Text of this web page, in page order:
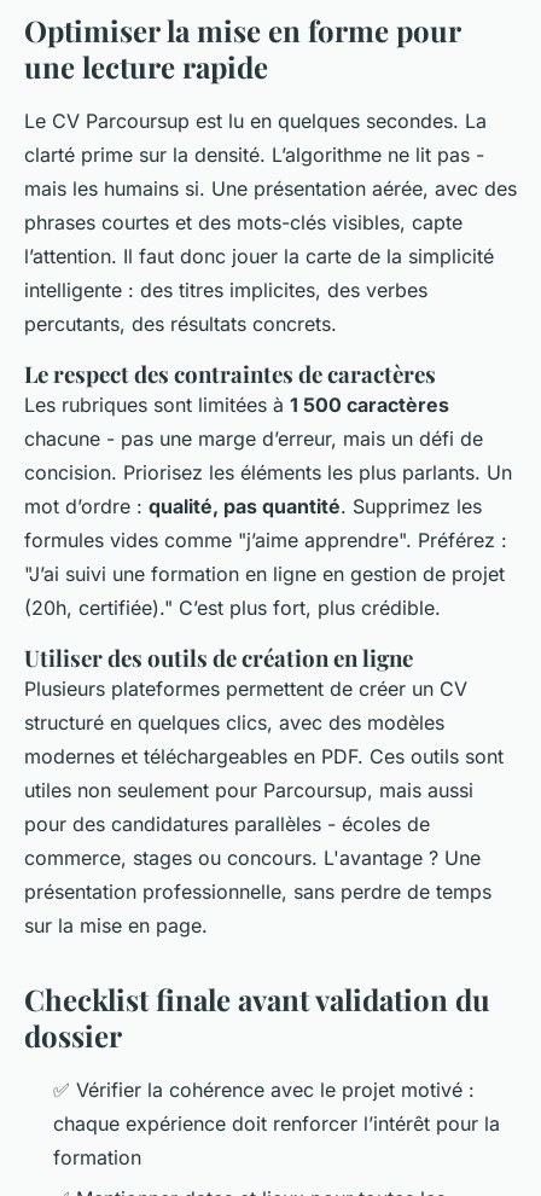
Optimiser la mise en forme pour
une lecture rapide
Le CV Parcoursup est lu en quelques secondes. La
clarté prime sur la densité. L’algorithme ne lit pas -
mais les humains si. Une présentation aérée, avec des
phrases courtes et des mots-clés visibles, capte
l’attention. Il faut donc jouer la carte de la simplicité
intelligente : des titres implicites, des verbes
percutants, des résultats concrets.
Le respect des contraintes de caractères
Les rubriques sont limitées à 1 500 caractères
chacune - pas une marge d’erreur, mais un défi de
concision. Priorisez les éléments les plus parlants. Un
mot d’ordre : qualité, pas quantité. Supprimez les
formules vides comme "j’aime apprendre". Préférez :
"J’ai suivi une formation en ligne en gestion de projet
(20h, certifiée)." C’est plus fort, plus crédible.
Utiliser des outils de création en ligne
Plusieurs plateformes permettent de créer un CV
structuré en quelques clics, avec des modèles
modernes et téléchargeables en PDF. Ces outils sont
utiles non seulement pour Parcoursup, mais aussi
pour des candidatures parallèles - écoles de
commerce, stages ou concours. L'avantage ? Une
présentation professionnelle, sans perdre de temps
sur la mise en page.
Checklist finale avant validation du
dossier
✅ Vérifier la cohérence avec le projet motivé :
chaque expérience doit renforcer l’intérêt pour la
formation